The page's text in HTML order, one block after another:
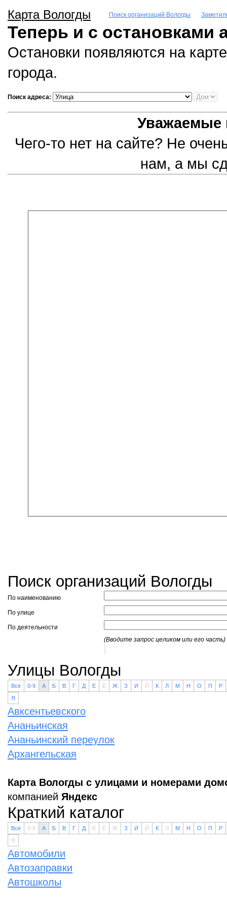
Карта Вологды Поиск организаций Вологды
Теперь и с остановками
Остановки появляются на
города.
Поиск адреса:
Уважаемые
Чего-то нет на сайте? Не
нам, а мы
Поиск организаций Вологды
По наименованию
По улице
По деятельности
(Вводите запрос целиком или его часть)
Улицы Вологды
Всё 0-9 А Б В Г Д Е Ё Ж З И Й К Л М Н О П
Р
Я
Авксентьевского
Ананьинская
Ананьинский переулок
Архангельская
Карта Вологды с улицами и номерами
компанией Яндекс
Краткий каталог
Всё 0-9 А Б В Г Д Е Ё Ж З И Й К Л М Н О П
Р
Я
Автомобили
Автозаправки
Автошколы